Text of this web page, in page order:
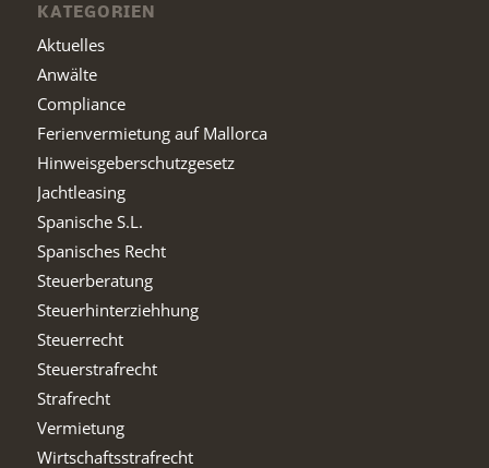
KATEGORIEN
Aktuelles
Anwälte
Compliance
Ferienvermietung auf Mallorca
Hinweisgeberschutzgesetz
Jachtleasing
Spanische S.L.
Spanisches Recht
Steuerberatung
Steuerhinterziehhung
Steuerrecht
Steuerstrafrecht
Strafrecht
Vermietung
Wirtschaftsstrafrecht